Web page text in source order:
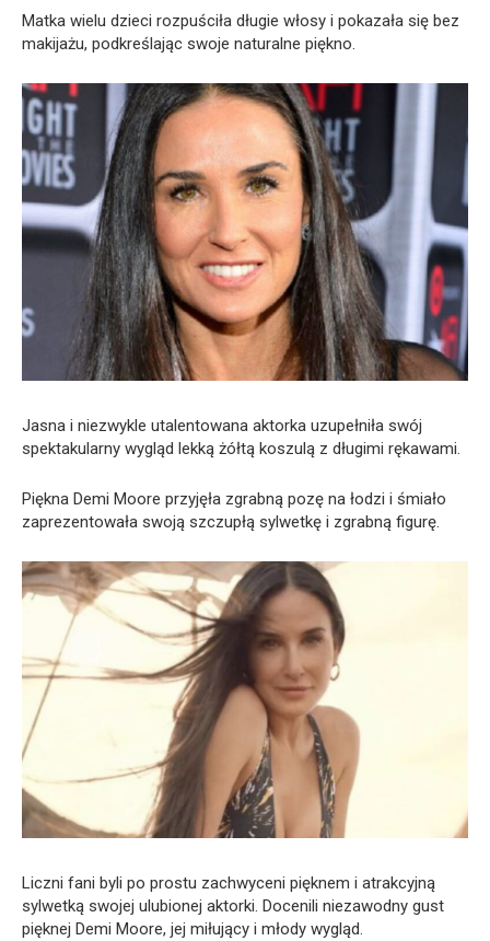
Matka wielu dzieci rozpuściła długie włosy i pokazała się bez
makijażu, podkreślając swoje naturalne piękno.
Jasna i niezwykle utalentowana aktorka uzupełniła swój
spektakularny wygląd lekką żółtą koszulą z długimi rękawami.
Piękna Demi Moore przyjęła zgrabną pozę na łodzi i śmiało
zaprezentowała swoją szczupłą sylwetkę i zgrabną figurę.
Liczni fani byli po prostu zachwyceni pięknem i atrakcyjną
sylwetką swojej ulubionej aktorki. Docenili niezawodny gust
pięknej Demi Moore, jej miłujący i młody wygląd.